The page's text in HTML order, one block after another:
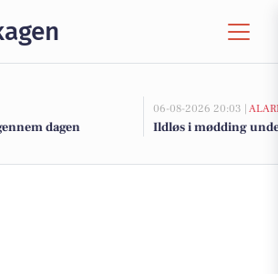
dagen
06-08-2026 20:03 |
Ildløs i mødding